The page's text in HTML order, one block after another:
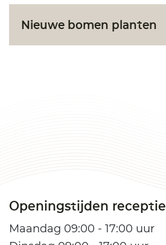
Nieuwe bomen planten
Openingstijden receptie
Maandag 09:00 - 17:00 uur